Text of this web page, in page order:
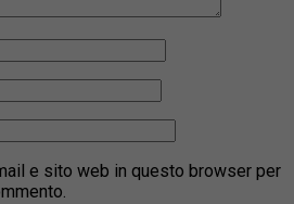
e sito web in questo browser per